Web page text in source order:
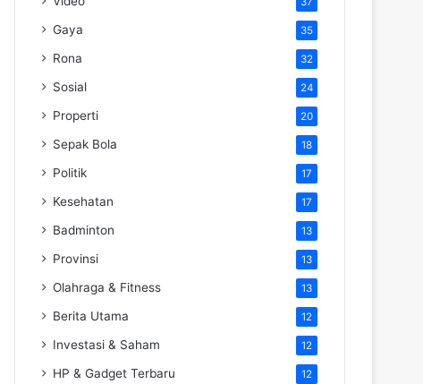
Gaya 35
Rona 32
Sosial 24
Properti 20
Sepak Bola 18
Politik 17
Kesehatan 17
Badminton 13
Provinsi 13
Olahraga & Fitness 13
Berita Utama 12
Investasi & Saham 12
HP & Gadget Terbaru 12